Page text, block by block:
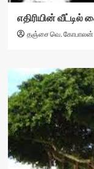
எதிரியின்
தஞ்சை வெ. கோபாலன்